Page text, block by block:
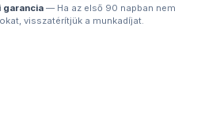
garancia — Ha az első 90 napban nem
visszatérítjük a munkadíjat.